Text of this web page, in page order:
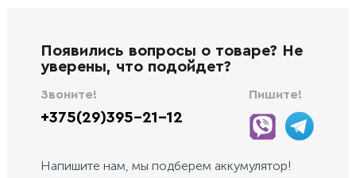
Появились вопросы о товаре? Не
уверены, что подойдет?
Звоните!
+375(29)395-21-12
Пишите!
Напишите нам, мы подберем аккумулятор!